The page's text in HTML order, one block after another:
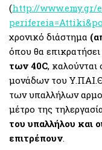
(http://www.emy.gr/
χρονικό διάστημα
όπου θα επικρατήσει
των 40C, καλούνται
μονάδων του
των υπαλλήλων
μέτρο της
του υπαλλήλου και
επιτρέπουν.